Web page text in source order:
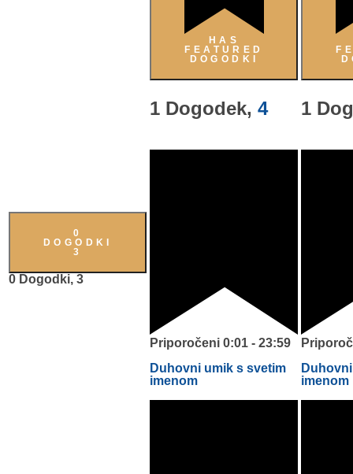
0
DOGODKI
3
0 Dogodki, 3
HAS
FEATURED
DOGODKI
1 Dogodek, 4
Priporočeni 0:01 - 23:59
Duhovni umik s svetim
imenom
1
imenom